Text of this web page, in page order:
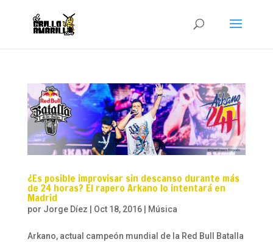
¿Es posible improvisar sin descanso durante más
de 24 horas? El rapero Arkano lo intentará en
Madrid
por Jorge Díez Oct 18, 2016| Música
Arkano, actual campeón mundial de la Red Bull Batalla